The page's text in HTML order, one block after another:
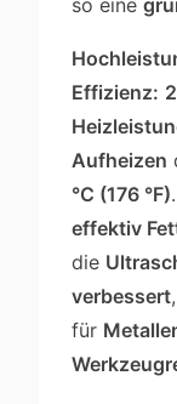
so eine
Effizienz:
Aufheizen
°C (176 °F)
effektiv
die
verbessert
für